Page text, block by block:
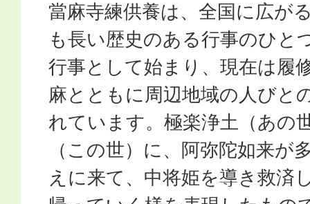
當麻寺練供養は、全国に広が
も長い歴史のある行事のひと
行事として始まり、現在は履
麻とともに周辺地域の人びと
れています。極楽浄土（あの
（この世）に、阿弥陀如来が
えに来て、中将姫を導き救済